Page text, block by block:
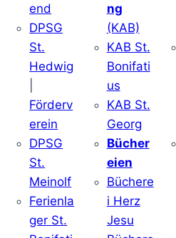
end
DPSG
St.
Hedwig
Förderv
erein
DPSG
St.
Meinolf
Ferienla
ger St.
ng
(KAB)
KAB St.
Bonifati
us
KAB St.
Georg
Bücher
eien
Büchere
i Herz
Jesu